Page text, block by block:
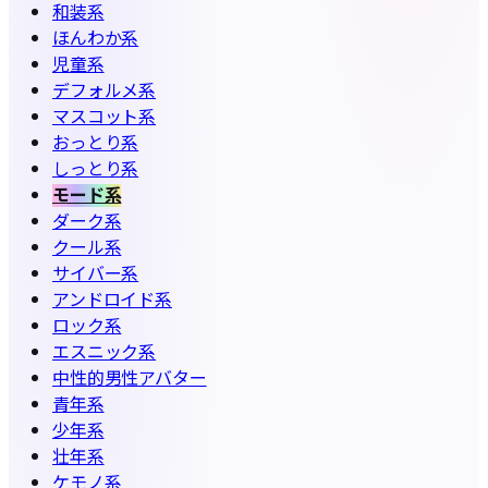
和装系
ほんわか系
児童系
デフォルメ系
マスコット系
おっとり系
しっとり系
モード系
ダーク系
クール系
サイバー系
アンドロイド系
ロック系
エスニック系
中性的男性アバター
青年系
少年系
壮年系
ケモノ系